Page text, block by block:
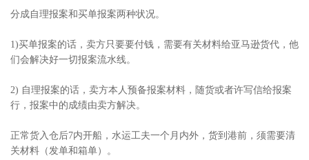
分成自理报案和买单报案两种状况。
1)买单报案的话，卖方只要要付钱，需要有关材料给亚马逊货代，他
们会解决好一切报案流水线。
2) 自理报案的话，卖方本人预备报案材料，随货或者许写信给报案
行，报案中的成绩由卖方解决。
正常货入仓后7内开船，水运工夫一个月内外，货到港前，须需要清
关材料（发单和箱单）。